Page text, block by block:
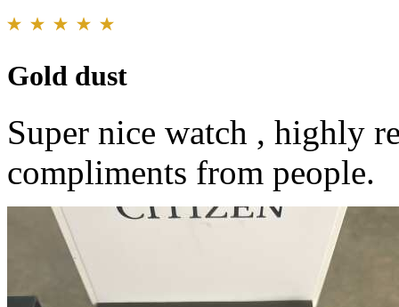
Gold dust
Super nice watch , highly
compliments from people.